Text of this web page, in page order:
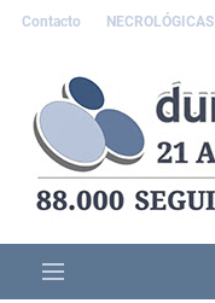
Contacto NECROLÓGICAS